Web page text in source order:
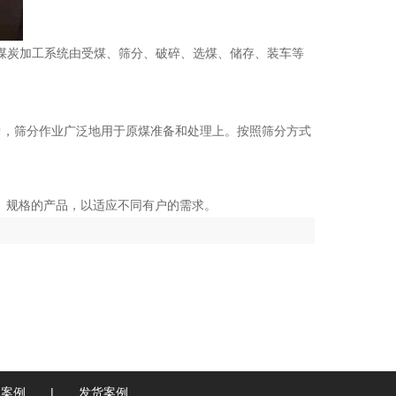
加工系统由受煤、筛分、破碎、选煤、储存、装车等
筛分作业广泛地用于原煤准备和处理上。按照筛分方式
格的产品，以适应不同有户的需求。
例 | 发货案例